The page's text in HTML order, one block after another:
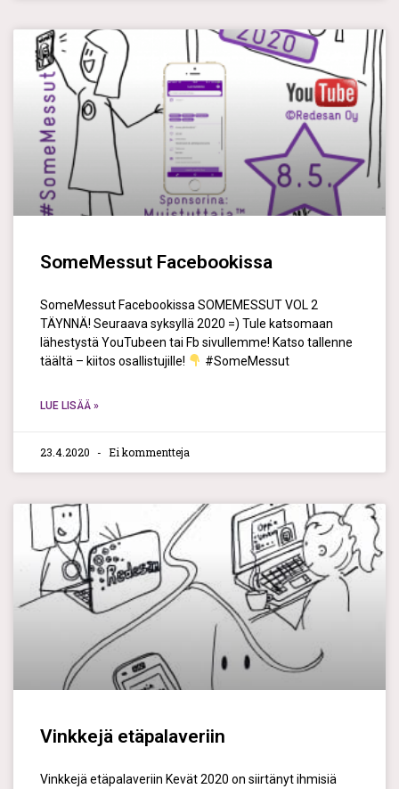
SomeMessut Facebookissa
SomeMessut Facebookissa SOMEMESSUT VOL 2
TÄYNNÄ! Seuraava syksyllä 2020 =) Tule katsomaan
lähestystä YouTubeen tai Fb sivullemme! Katso tallenne
täältä – kiitos osallistujille!
#SomeMessut
LUE LISÄÄ »
23.4.2020 Ei kommentteja
Vinkkejä etäpalaveriin
Vinkkejä etäpalaveriin Kevät 2020 on siirtänyt ihmisiä